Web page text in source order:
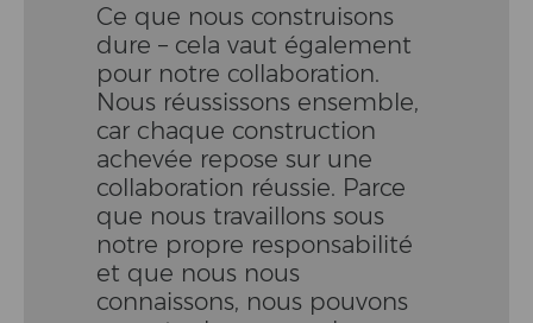
Ce que nous construisons
dure – cela vaut également
pour notre collaboration.
Nous réussissons ensemble,
car chaque construction
achevée repose sur une
collaboration réussie. Parce
que nous travaillons sous
notre propre responsabilité
et que nous nous
connaissons, nous pouvons